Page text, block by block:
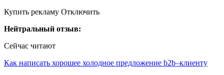
Купить рекламу Отключить
Нейтральный отзыв:
Сейчас читают
Как написать хорошее холодное предложение b2b–клиенту